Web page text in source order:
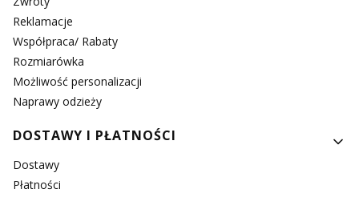
Reklamacje
Współpraca/ Rabaty
Rozmiarówka
Możliwość personalizacji
Naprawy odzieży
DOSTAWY I PŁATNOŚCI
Dostawy
Płatności